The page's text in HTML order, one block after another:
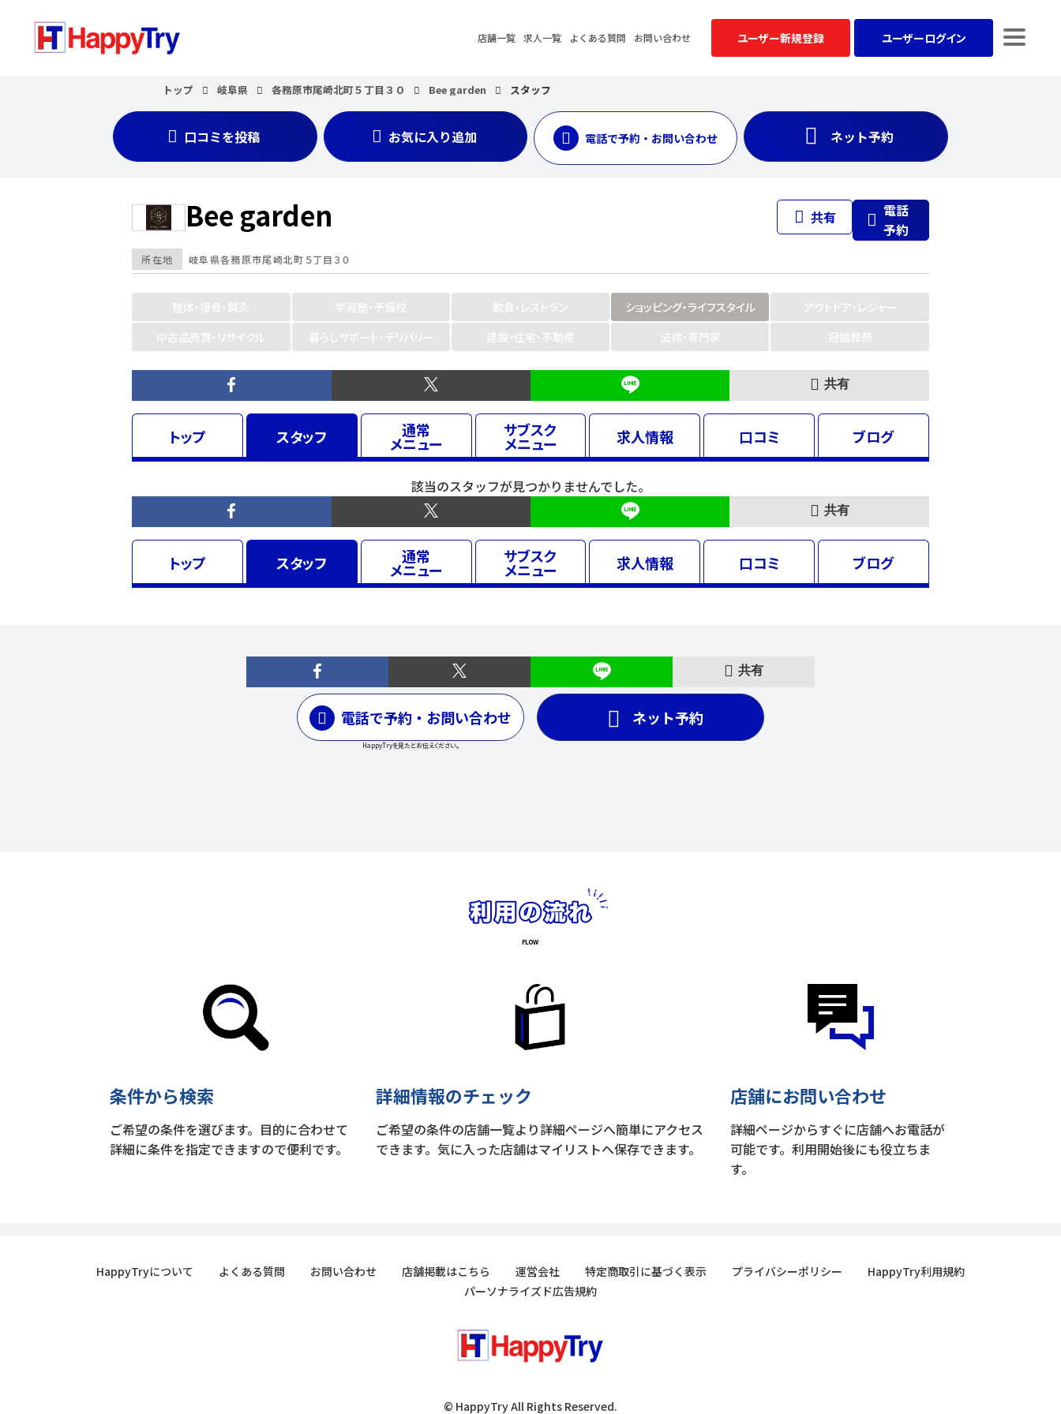
店舗一覧 求人一覧 よくある質問 お問い合わせ ユーザー新規登録 ユーザーログイン
トップ 岐阜県 各務原市尾崎北町５丁目３０ Bee garden スタッフ
ネット予約
電話で予約・お問い合わせ
口コミを投稿 お気に入り追加
Bee garden 共有
電話
予約
所在地 岐阜県各務原市尾崎北町５丁目３０
整体・接骨・鍼灸 学習塾・予備校 飲食・レストラン ショッピング・ライフスタイル
アウトドア・レジャー
中古品売買・リサイクル
暮らしサポート・デリバリー 建設・住宅・不動産 法律・専門家 冠婚葬祭
共有
トップ スタッフ 通常
メニュー
サブスク
メニュー 求人情報 口コミ ブログ
該当のスタッフが見つかりませんでした。
共有
トップ スタッフ 通常
メニュー
サブスク
メニュー 求人情報 口コミ ブログ
共有
ネット予約
電話で予約・お問い合わせ
HappyTryを見たとお伝えください。
条件から検索
ご希望の条件を選びます。目的に合わせて
詳細に条件を指定できますので便利です。
詳細情報のチェック
ご希望の条件の店舗一覧より詳細ページへ簡単にアクセス
できます。気に入った店舗はマイリストへ保存できます。
店舗にお問い合わせ
詳細ページからすぐに店舗へお電話が
可能です。利用開始後にも役立ちま
す。
HappyTryについて よくある質問 お問い合わせ 店舗掲載はこちら 運営会社 特定商取引に基づく表示 プライバシーポリシー
HappyTry利用規約
パーソナライズド広告規約
© HappyTry All Rights Reserved.